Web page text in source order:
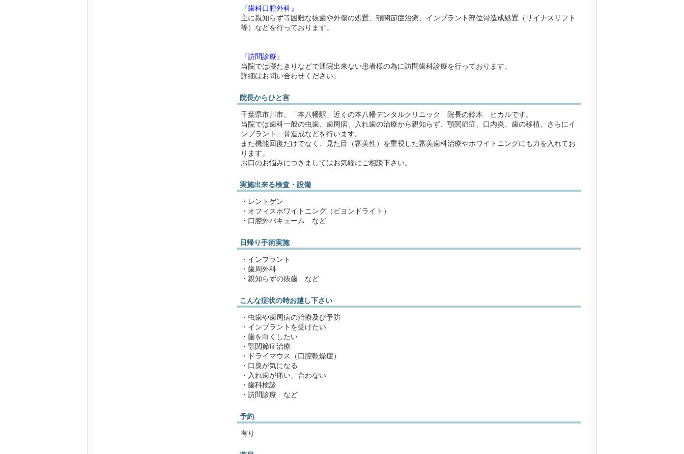
『歯科口腔外科』
主に親知らず等困難な抜歯や外傷の処置、顎関節症治療、インプラント部位骨造成処置（サイナスリフト
等）などを行っております。
『訪問診療』
当院では寝たきりなどで通院出来ない患者様の為に訪問歯科診療を行っております。
詳細はお問い合わせください。
院長からひと言
千葉県市川市、「本八幡駅」近くの本八幡デンタルクリニック 院長の鈴木 ヒカルです。
当院では歯科一般の虫歯、歯周病、入れ歯の治療から親知らず、顎関節症、口内炎、歯の移植、さらにイ
ンプラント、骨造成などを行います。
また機能回復だけでなく、見た目（審美性）を重視した審美歯科治療やホワイトニングにも力を入れてお
ります。
お口のお悩みにつきましてはお気軽にご相談下さい。
実施出来る検査・設備
・レントゲン
・オフィスホワイトニング（ビヨンドライト）
・口腔外バキューム など
日帰り手術実施
・インプラント
・歯周外科
・親知らずの抜歯 など
こんな症状の時お越し下さい
・虫歯や歯周病の治療及び予防
・インプラントを受けたい
・歯を白くしたい
・顎関節症治療
・ドライマウス（口腔乾燥症）
・口臭が気になる
・入れ歯が痛い、合わない
・歯科検診
・訪問診療 など
予約
有り